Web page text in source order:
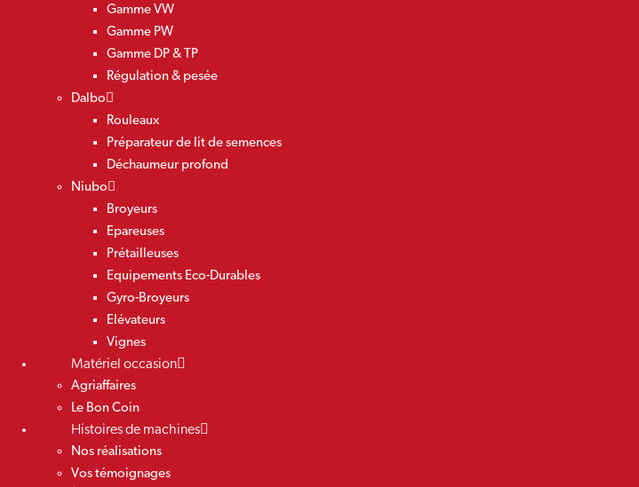
Gamme VW
Gamme PW
Gamme DP & TP
Régulation & pesée
Dalbo
Rouleaux
Préparateur de lit de semences
Déchaumeur profond
Niubo
Broyeurs
Epareuses
Prétailleuses
Equipements Eco-Durables
Gyro-Broyeurs
Elévateurs
Vignes
Matériel occasion
Agriaffaires
Le Bon Coin
Histoires de machines
Nos réalisations
Vos témoignages